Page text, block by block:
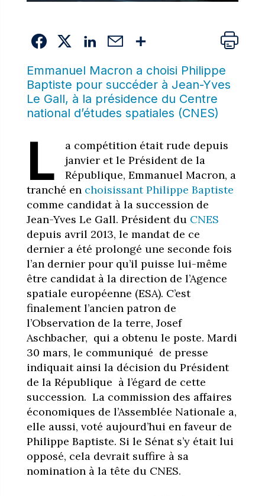
Emmanuel Macron a choisi Philippe
Baptiste pour succéder à Jean-Yves
Le Gall, à la présidence du Centre
national d’études spatiales (CNES)
L
a compétition était rude depuis
janvier et le Président de la
République, Emmanuel Macron, a
tranché en choisissant Philippe Baptiste
comme candidat à la succession de
Jean-Yves Le Gall. Président du CNES
depuis avril 2013, le mandat de ce
dernier a été prolongé une seconde fois
l’an dernier pour qu’il puisse lui-même
être candidat à la direction de l’Agence
spatiale européenne (ESA). C’est
finalement l’ancien patron de
l’Observation de la terre, Josef
Aschbacher, qui a obtenu le poste. Mardi
30 mars, le communiqué de presse
indiquait ainsi la décision du Président
de la République à l’égard de cette
succession. La commission des affaires
économiques de l’Assemblée Nationale a,
elle aussi, voté aujourd’hui en faveur de
Philippe Baptiste. Si le Sénat s’y était lui
opposé, cela devrait suffire à sa
nomination à la tête du CNES.